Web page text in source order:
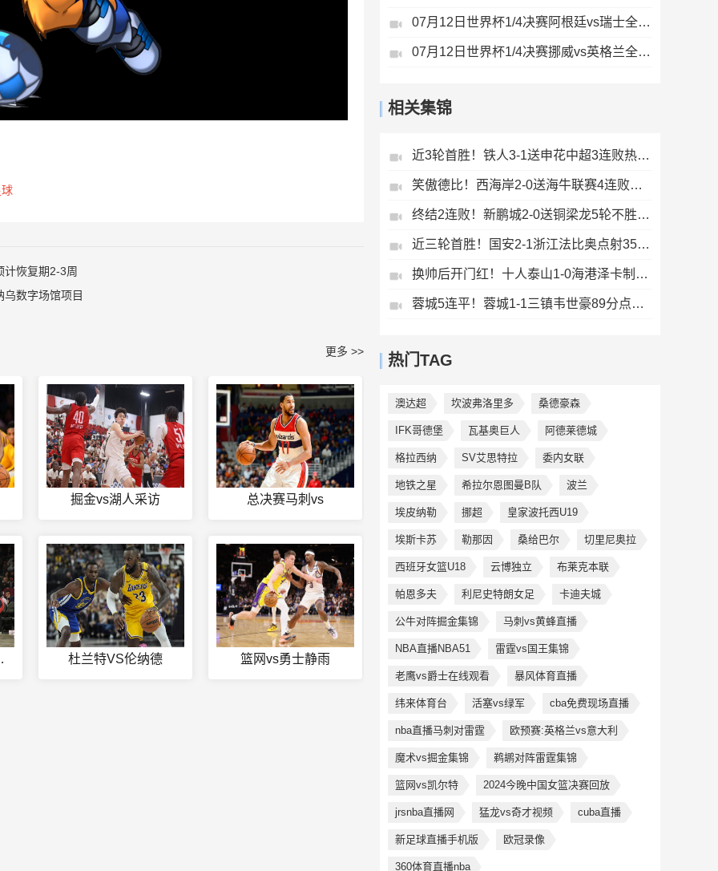
计恢复期2-3周
数字场馆项目
更多 >>
掘金vs湖人采访 总决赛马刺vs
少分 杜兰特VS伦纳德 篮网vs勇士静雨
07月12日世界杯1/4决赛阿根廷vs瑞士全场录像
07月12日世界杯1/4决赛挪威vs英格兰全场录像
相关集锦
近3轮首胜！铁人3-1送申花中超3连败热菲尼奥双响邦本宜裕传射
笑傲德比！西海岸2-0送海牛联赛4连败海牛仍垫底西海岸升至第二
终结2连败！新鹏城2-0送铜梁龙5轮不胜37岁姜至鹏破门韦斯利建功
近三轮首胜！国安2-1浙江法比奥点射35岁张稀哲制胜王钰栋送助攻
换帅后开门红！十人泰山1-0海港泽卡制胜于金永扑点海港三球被吹
蓉城5连平！蓉城1-1三镇韦世豪89分点射救主费利佩造点李昂破门
热门TAG
澳达超 坎波弗洛里多 桑德豪森
IFK哥德堡 瓦基奥巨人 阿德莱德城
格拉西纳 SV艾思特拉 委内女联
地铁之星 希拉尔恩图曼B队 波兰
埃皮纳勒 挪超 皇家波托西U19
埃斯卡苏 勒那因 桑给巴尔 切里尼奥拉
西班牙女篮U18 云博独立 布莱克本联
帕恩多夫 利尼史特朗女足 卡迪夫城
公牛对阵掘金集锦 马刺vs黄蜂直播
NBA直播NBA51 雷霆vs国王集锦
老鹰vs爵士在线观看 暴风体育直播
纬来体育台 活塞vs绿军 cba免费现场直播
nba直播马刺对雷霆 欧预赛:英格兰vs意大利
魔术vs掘金集锦 鹈鹕对阵雷霆集锦
篮网vs凯尔特 2024今晚中国女篮决赛回放
jrsnba直播网 猛龙vs奇才视频 cuba直播
新足球直播手机版 欧冠录像
360体育直播nba